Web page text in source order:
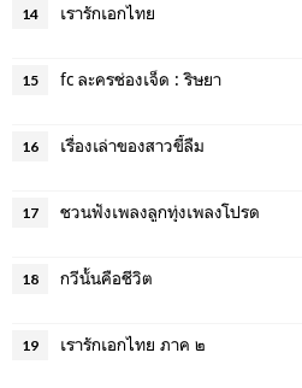
14 เรารักเอกไทย
15 fc ละครช่องเจ็ด : ริษยา
16 เรื่องเล่าของสาวขี้ลืม
17 ชวนฟังเพลงลูกทุ่งเพลงโปรด
18 กวีนั้นคือชีวิต
19 เรารักเอกไทย ภาค ๒